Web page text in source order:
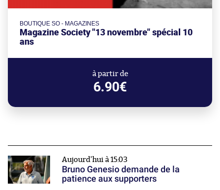
BOUTIQUE SO - MAGAZINES
Magazine Society "13 novembre" spécial 10
ans
à partir de
6.90€
Aujourd'hui à 15:03
Bruno Genesio demande de la
patience aux supporters